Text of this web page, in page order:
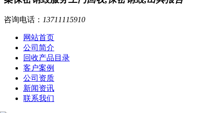
咨询电话： 13711115910
网站首页
公司简介
回收产品目录
客户案例
公司资质
新闻资讯
联系我们